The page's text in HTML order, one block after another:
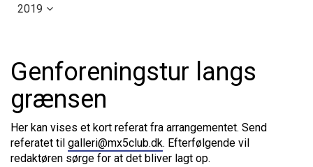
2019
Genforeningstur langs
grænsen
Her kan vises et kort referat fra arrangementet. Send
referatet til galleri@mx5club.dk. Efterfølgende vil
redaktøren sørge for at det bliver lagt op.